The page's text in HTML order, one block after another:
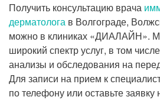
Получить консультацию врача
дерматолога в Волгограде,
можно в клиниках «ДИАЛАЙН».
широкий спектр услуг, в том
анализы и обследования на
Для записи на прием к
по телефону или оставьте заявку